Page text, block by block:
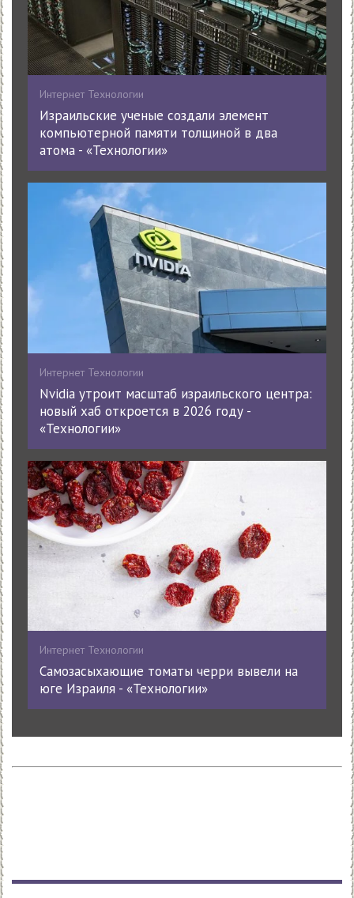
Интернет Технологии
Израильские ученые создали элемент
компьютерной памяти толщиной в два
атома - «Технологии»
Интернет Технологии
Nvidia утроит масштаб израильского центра:
новый хаб откроется в 2026 году -
«Технологии»
Интернет Технологии
Самозасыхающие томаты черри вывели на
юге Израиля - «Технологии»